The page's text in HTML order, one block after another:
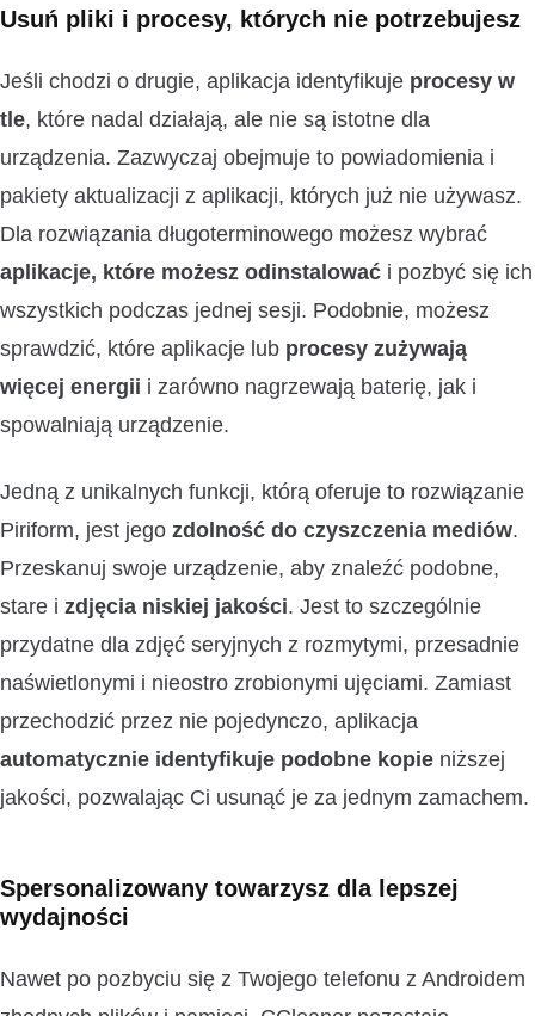
Usuń pliki i procesy, których nie potrzebujesz
Jeśli chodzi o drugie, aplikacja identyfikuje procesy w
tle, które nadal działają, ale nie są istotne dla
urządzenia. Zazwyczaj obejmuje to powiadomienia i
pakiety aktualizacji z aplikacji, których już nie używasz.
Dla rozwiązania długoterminowego możesz wybrać
aplikacje, które możesz odinstalować i pozbyć się ich
wszystkich podczas jednej sesji. Podobnie, możesz
sprawdzić, które aplikacje lub procesy zużywają
więcej energii i zarówno nagrzewają baterię, jak i
spowalniają urządzenie.
Jedną z unikalnych funkcji, którą oferuje to rozwiązanie
Piriform, jest jego zdolność do czyszczenia mediów.
Przeskanuj swoje urządzenie, aby znaleźć podobne,
stare i zdjęcia niskiej jakości. Jest to szczególnie
przydatne dla zdjęć seryjnych z rozmytymi, przesadnie
naświetlonymi i nieostro zrobionymi ujęciami. Zamiast
przechodzić przez nie pojedynczo, aplikacja
automatycznie identyfikuje podobne kopie niższej
jakości, pozwalając Ci usunąć je za jednym zamachem.
Spersonalizowany towarzysz dla lepszej
wydajności
Nawet po pozbyciu się z Twojego telefonu z Androidem